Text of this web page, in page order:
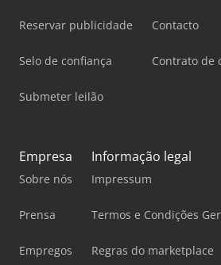
Reservar publicidade
Selo de confiança
Submeter leilão
Contacto
Contrato de
Empresa
Sobre nós
Prensa
Empregos
Informação legal
Impressum
Termos e Condições
Regras do marketplace